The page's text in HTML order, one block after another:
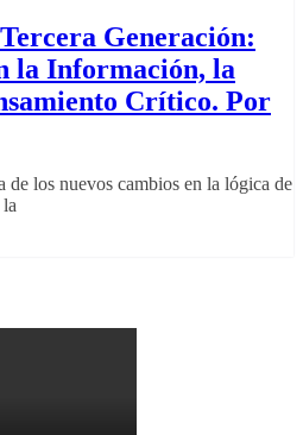
Generación:
la Información, la
Crítico. Por
de los nuevos cambios en la lógica de